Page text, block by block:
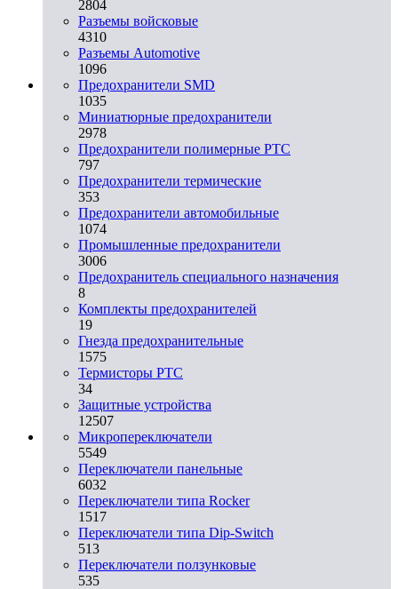
2804
Разъемы войсковые
4310
Разъeмы Automotive
1096
Предохранители SMD
1035
Миниатюрные предохранители
2978
Предохранители полимерные PTC
797
Предохранители термические
353
Предохранители автомобильные
1074
Промышленные предохранители
3006
Предохранитель специального назначения
8
Комплекты предохранителей
19
Гнезда предохранительные
1575
Термисторы PTC
34
Защитные устройства
12507
Микропереключатели
5549
Переключатели панельные
6032
Переключатели типа Rocker
1517
Переключатели типа Dip-Switch
513
Переключатели ползунковые
535